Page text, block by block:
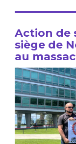
Action de
siège de
au